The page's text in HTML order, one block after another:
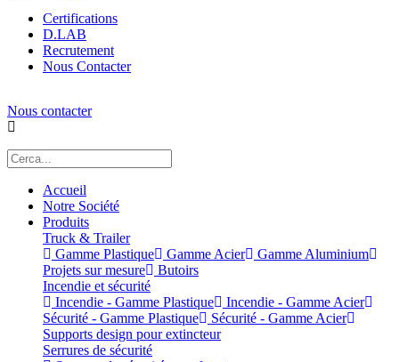
Certifications
D.LAB
Recrutement
Nous Contacter
Nous contacter
Accueil
Notre Société
Produits
Truck & Trailer
Gamme Plastique
Gamme Acier
Gamme Aluminium
Projets sur mesure
Butoirs
Incendie et sécurité
Incendie - Gamme Plastique
Incendie - Gamme Acier
Sécurité - Gamme Plastique
Sécurité - Gamme Acier
Supports design pour extincteur
Serrures de sécurité